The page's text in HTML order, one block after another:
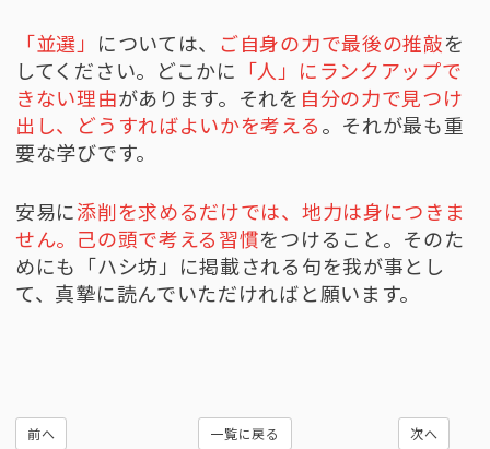
「並選」 については、 ご自身の力で最後の推敲を
してください。どこかに 「人」にランクアップで
きない理由があります。それを 自分の力で見つけ
出し、どうすればよいかを考える。それが最も重
要な学びです。
安易に添削を求めるだけでは、地力は身につきま
せん。己の頭で考える習慣をつけること。そのた
めにも「ハシ坊」に掲載される句を我が事とし
て、真摯に読んでいただければと願います。
前へ 一覧に戻る 次へ